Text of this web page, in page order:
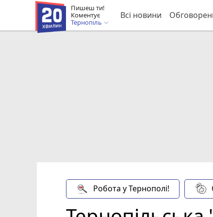
Пишеш ти!
Коментує
Тернопіль
Всі новини
Робота у Тернополі!